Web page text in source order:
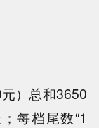
）总和3650
每档尾数“1